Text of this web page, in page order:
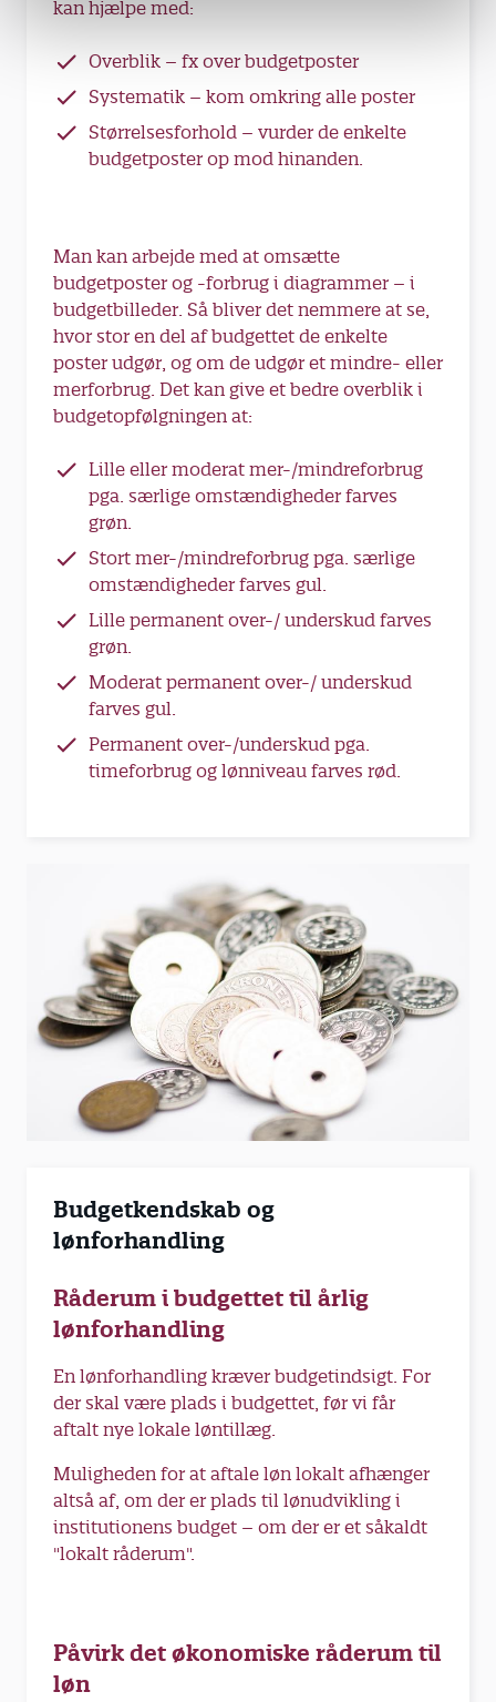
kan hjælpe med:
Overblik – fx over budgetposter
Systematik – kom omkring alle poster
Størrelsesforhold – vurder de enkelte
budgetposter op mod hinanden.
Man kan arbejde med at omsætte
budgetposter og -forbrug i diagrammer – i
budgetbilleder. Så bliver det nemmere at se,
hvor stor en del af budgettet de enkelte
poster udgør, og om de udgør et mindre- eller
merforbrug. Det kan give et bedre overblik i
budgetopfølgningen at:
Lille eller moderat mer-/mindreforbrug
pga. særlige omstændigheder farves
grøn.
Stort mer-/mindreforbrug pga. særlige
omstændigheder farves gul.
Lille permanent over-/ underskud farves
grøn.
Moderat permanent over-/ underskud
farves gul.
Permanent over-/underskud pga.
timeforbrug og lønniveau farves rød.
Budgetkendskab og
lønforhandling
Råderum i budgettet til årlig
lønforhandling
En lønforhandling kræver budgetindsigt. For
der skal være plads i budgettet, før vi får
aftalt nye lokale løntillæg.
Muligheden for at aftale løn lokalt afhænger
altså af, om der er plads til lønudvikling i
institutionens budget – om der er et såkaldt
"lokalt råderum".
Påvirk det økonomiske råderum til
løn